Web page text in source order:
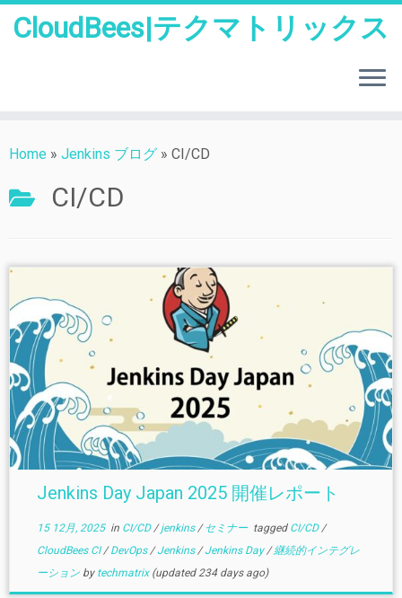
to
CloudBees|テクマトリックス
Home » Jenkins ブログ » CI/CD
CI/CD
Jenkins Day Japan 2025 開催レポート
15 12月, 2025in CI/CD/jenkins/ セミナー tagged CI/CD/
CloudBees CI/DevOps/Jenkins/Jenkins Day/継続的インテグレ
ーション by techmatrix(updated 234 days ago)